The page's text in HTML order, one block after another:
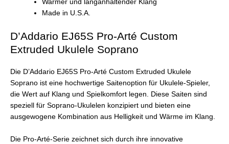
Warmer und langanhaltender Klang
Made in U.S.A.
D’Addario EJ65S Pro-Arté Custom
Extruded Ukulele Soprano
Die D’Addario EJ65S Pro-Arté Custom Extruded Ukulele
Soprano ist eine hochwertige Saitenoption für Ukulele-Spieler,
die Wert auf Klang und Spielkomfort legen. Diese Saiten sind
speziell für Soprano-Ukulelen konzipiert und bieten eine
ausgewogene Kombination aus Helligkeit und Wärme im Klang.
Die Pro-Arté-Serie zeichnet sich durch ihre innovative